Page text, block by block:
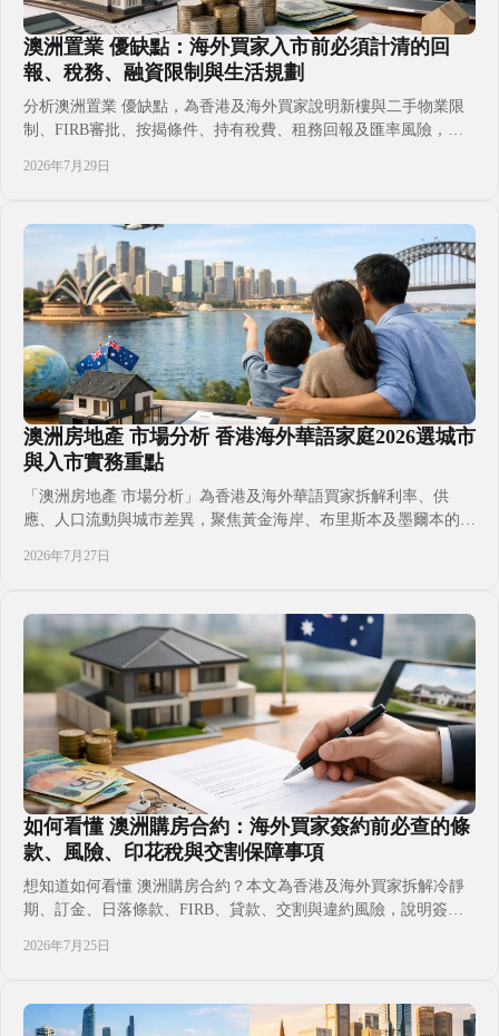
澳洲置業 優缺點：海外買家入市前必須計清的回
報、稅務、融資限制與生活規劃
分析澳洲置業 優缺點，為香港及海外買家說明新樓與二手物業限
制、FIRB審批、按揭條件、持有稅費、租務回報及匯率風險，並
布里斯本、墨爾本等市場是否切合長線資產配置目標，購買前應準
的潛在風險。
2026年7月29日
澳洲房地產 市場分析 香港海外華語家庭2026選城市
與入市實務重點
「澳洲房地產 市場分析」為香港及海外華語買家拆解利率、供
應、人口流動與城市差異，聚焦黃金海岸、布里斯本及墨爾本的選
移居及出租規劃放進同一決策框架，減少跨境置業常見誤判，並以
標及資金安排調整空間
2026年7月27日
如何看懂 澳洲購房合約：海外買家簽約前必查的條
款、風險、印花稅與交割保障事項
想知道如何看懂 澳洲購房合約？本文為香港及海外買家拆解冷靜
期、訂金、日落條款、FIRB、貸款、交割與違約風險，說明簽署
居計劃更有預算與時間掌握。並避免只聽銷售口頭承諾，在付款、
都應先了解自己真正承擔甚麼。
2026年7月25日